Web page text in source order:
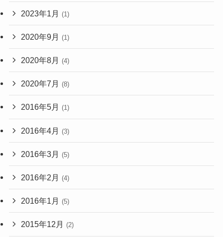
2023年1月 (1)
2020年9月 (1)
2020年8月 (4)
2020年7月 (8)
2016年5月 (1)
2016年4月 (3)
2016年3月 (5)
2016年2月 (4)
2016年1月 (5)
2015年12月 (2)